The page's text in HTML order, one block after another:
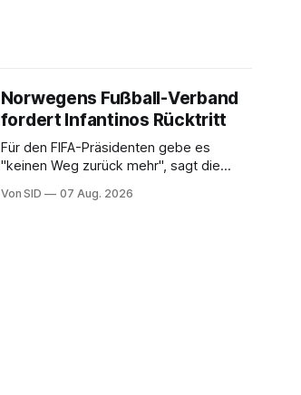
Norwegens Fußball-Verband
fordert Infantinos Rücktritt
Für den FIFA-Präsidenten gebe es
"keinen Weg zurück mehr", sagt die
Von SID 07 Aug. 2026